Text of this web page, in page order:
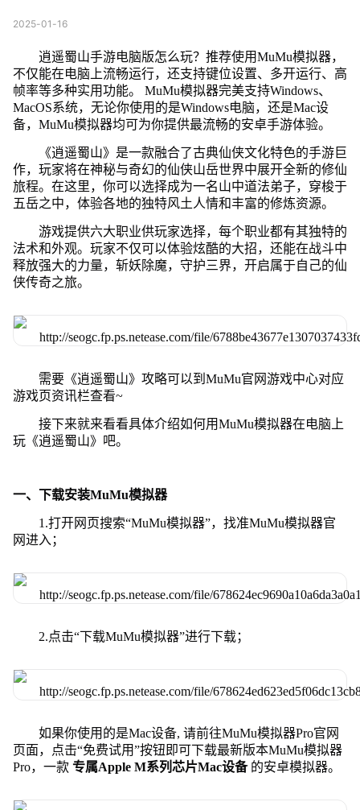
2025-01-16
逍遥蜀山手游电脑版怎么玩？推荐使用MuMu模拟器，
不仅能在电脑上流畅运行，还支持键位设置、多开运行、高
帧率等多种实用功能。 MuMu模拟器完美支持Windows、
MacOS系统，无论你使用的是Windows电脑，还是Mac设
备，MuMu模拟器均可为你提供最流畅的安卓手游体验。
《逍遥蜀山》是一款融合了古典仙侠文化特色的手游巨
作，玩家将在神秘与奇幻的仙侠山岳世界中展开全新的修仙
旅程。在这里，你可以选择成为一名山中道法弟子，穿梭于
五岳之中，体验各地的独特风土人情和丰富的修炼资源。
游戏提供六大职业供玩家选择，每个职业都有其独特的
法术和外观。玩家不仅可以体验炫酷的大招，还能在战斗中
释放强大的力量，斩妖除魔，守护三界，开启属于自己的仙
侠传奇之旅。
需要《逍遥蜀山》攻略可以到MuMu官网游戏中心对应
游戏页资讯栏查看~
接下来就来看看具体介绍如何用MuMu模拟器在电脑上
玩《逍遥蜀山》吧。
一、下载安装MuMu模拟器
1.打开网页搜索“MuMu模拟器”，找准MuMu模拟器官
网进入；
2.点击“下载MuMu模拟器”进行下载；
如果你使用的是Mac设备, 请前往MuMu模拟器Pro官网
页面，点击“免费试用”按钮即可下载最新版本MuMu模拟器
Pro，一款 专属Apple M系列芯片Mac设备 的安卓模拟器。